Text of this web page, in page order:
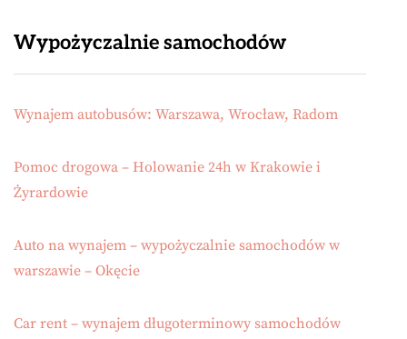
Wypożyczalnie samochodów
Wynajem autobusów: Warszawa, Wrocław, Radom
Pomoc drogowa – Holowanie 24h w Krakowie i
Żyrardowie
Auto na wynajem – wypożyczalnie samochodów w
warszawie – Okęcie
Car rent – wynajem długoterminowy samochodów